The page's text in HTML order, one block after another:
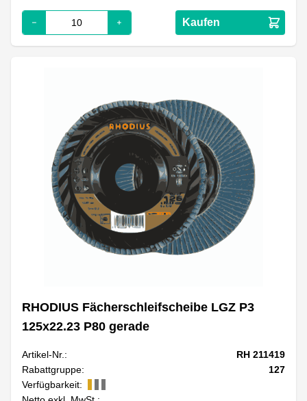
Kaufen
RHODIUS Fächerschleifscheibe LGZ P3
125x22.23 P80 gerade
Artikel-Nr.:
RH 211419
Rabattgruppe:
127
Verfügbarkeit: